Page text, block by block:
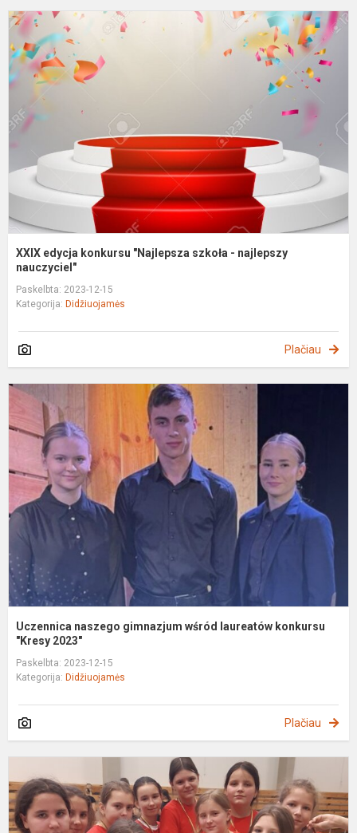
XXIX edycja konkursu "Najlepsza szkoła - najlepszy
nauczyciel"
Paskelbta: 2023-12-15
Kategorija: Didžiuojamės
Plačiau
Uczennica naszego gimnazjum wśród laureatów konkursu
"Kresy 2023"
Paskelbta: 2023-12-15
Kategorija: Didžiuojamės
Plačiau